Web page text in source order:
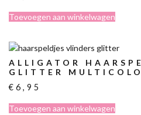
Toevoegen aan winkelwagen
ALLIGATOR
GLITTER
€ 6,95
Toevoegen aan winkelwagen